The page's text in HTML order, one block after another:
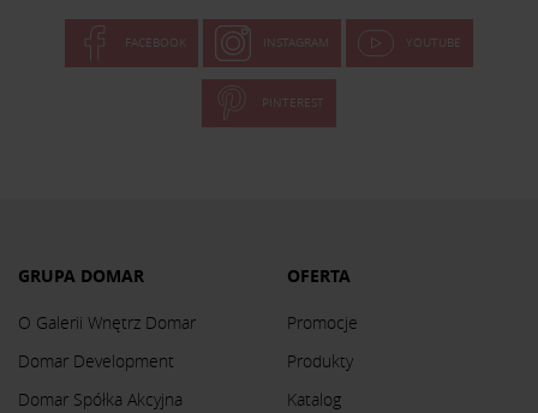
FACEBOOK INSTAGRAM YOUTUBE
PINTEREST
GRUPA DOMAR
O Galerii Wnętrz Domar
Domar Development
Domar Spółka Akcyjna
OFERTA
Promocje
Produkty
Katalog